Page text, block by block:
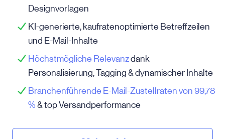
Designvorlagen
KI-generierte, kaufratenoptimierte Betreffzeilen
und E-Mail-Inhalte
Höchstmögliche Relevanzdank
Personalisierung, Tagging & dynamischer Inhalte
Branchenführende E-Mail-Zustellraten von 99,78
%& top Versandperformance